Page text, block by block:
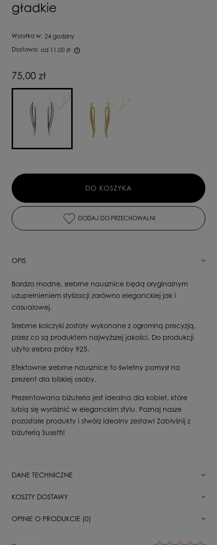
gładkie
Wysyłka w: 24 godziny
Dostawa: od 11,00 zł
75,00 zł
DO KOSZYKA
DODAJ DO PRZECHOWALNI
OPIS
Bardzo modne, srebrne nausznice będą oryginalnym
uzupełnieniem stylizacji zarówno eleganckiej jak i
casualowej.
Srebrne kolczyki zostały wykonane z ogromną precyzją,
przez co są produktem najwyższej jakości. Do produkcji
użyto srebra próby 925.
Efektowne srebrne nausznice to świetny pomysł na
prezent dla bliskiej osoby.
Prezentowana biżuteria jest idealna dla kobiet, które
lubią się wyróżnić w eleganckim stylu. Poznaj nasze
pozostałe produkty i stwórz idealny zestaw! Zabłyśnij z
biżuterią Susetti!
DANE TECHNICZNE
Stan
Dla kogo
KOSZTY DOSTAWY
DPD Pickup punkt odbioru/automat paczkowy
OPINIE O PRODUKCIE (0)